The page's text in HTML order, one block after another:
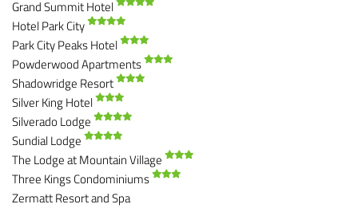
Grand Summit Hotel
Hotel Park City
Park City Peaks Hotel
Powderwood Apartments
Shadowridge Resort
Silver King Hotel
Silverado Lodge
Sundial Lodge
The Lodge at Mountain Village
Three Kings Condominiums
Zermatt Resort and Spa